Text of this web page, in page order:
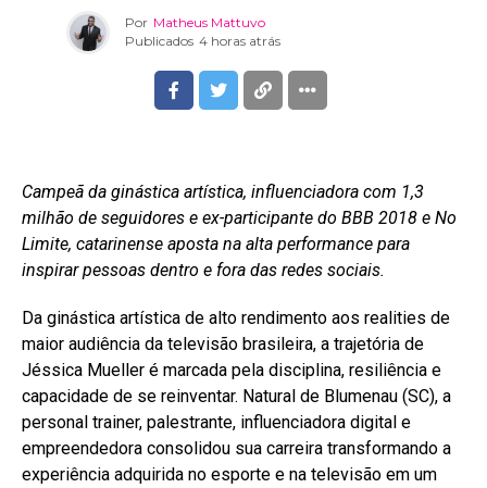
Por Matheus Mattuvo
Publicados 4 horas atrás
Campeã da ginástica artística, influenciadora com 1,3
milhão de seguidores e ex-participante do BBB 2018 e No
Limite, catarinense aposta na alta performance para
inspirar pessoas dentro e fora das redes sociais.
Da ginástica artística de alto rendimento aos realities de
maior audiência da televisão brasileira, a trajetória de
Jéssica Mueller é marcada pela disciplina, resiliência e
capacidade de se reinventar. Natural de Blumenau (SC), a
personal trainer, palestrante, influenciadora digital e
empreendedora consolidou sua carreira transformando a
experiência adquirida no esporte e na televisão em um